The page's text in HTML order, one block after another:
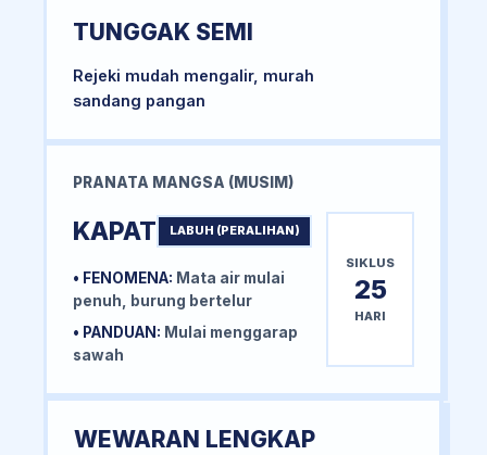
TUNGGAK SEMI
Rejeki mudah mengalir, murah
sandang pangan
PRANATA MANGSA (MUSIM)
KAPAT LABUH (PERALIHAN)
• FENOMENA: Mata air mulai
penuh, burung bertelur
• PANDUAN: Mulai menggarap
sawah
SIKLUS
25
HARI
WEWARAN LENGKAP